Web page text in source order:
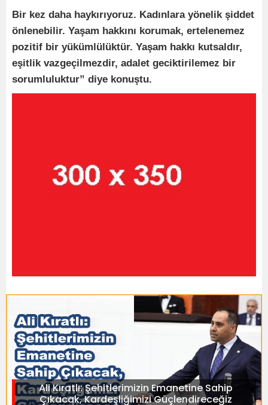
Bir kez daha haykırıyoruz. Kadınlara yönelik şiddet
önlenebilir. Yaşam hakkını korumak, ertelenemez
pozitif bir yükümlülüktür. Yaşam hakkı kutsaldır,
eşitlik vazgeçilmezdir, adalet geciktirilemez bir
sorumluluktur” diye konuştu.
Ali Kıratlı: Şehitlerimizin Emanetine Sahip
Çıkacak, Kardeşliğimizi Güçlendireceğiz